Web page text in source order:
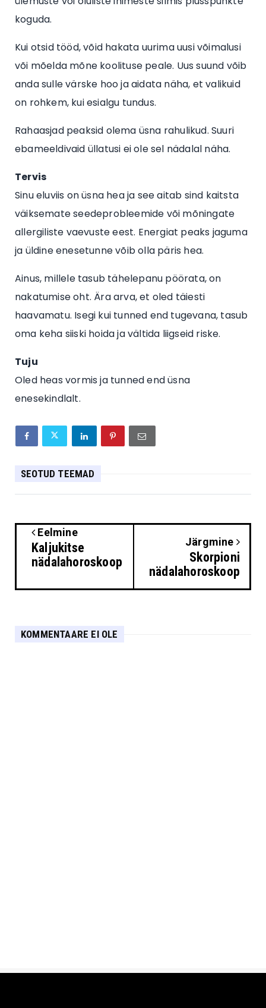
koguda.
Kui otsid tööd, võid hakata uurima uusi võimalusi
või mõelda mõne koolituse peale. Uus suund võib
anda sulle värske hoo ja aidata näha, et valikuid
on rohkem, kui esialgu tundus.
Rahaasjad peaksid olema üsna rahulikud. Suuri
ebameeldivaid üllatusi ei ole sel nädalal näha.
Tervis
Sinu eluviis on üsna hea ja see aitab sind kaitsta
väiksemate seedeprobleemide või mõningate
allergiliste vaevuste eest. Energiat peaks jaguma
ja üldine enesetunne võib olla päris hea.
Ainus, millele tasub tähelepanu pöörata, on
nakatumise oht. Ära arva, et oled täiesti
haavamatu. Isegi kui tunned end tugevana, tasub
oma keha siiski hoida ja vältida liigseid riske.
Tuju
Oled heas vormis ja tunned end üsna
enesekindlalt.
SEOTUD TEEMAD
Eelmine
Kaljukitse
nädalahoroskoop
Järgmine
Skorpioni
nädalahoroskoop
KOMMENTAARE EI OLE